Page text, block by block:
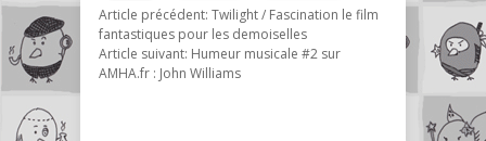
Article précédent: Twilight / Fascination le film
fantastiques pour les demoiselles
Article suivant: Humeur musicale #2 sur
AMHA.fr : John Williams